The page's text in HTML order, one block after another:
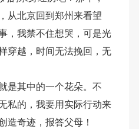
从北京回到郑州来看望
，我禁不住想哭，可是光
穿越，时间无法挽回，无
是其中的一个花朵。不
私的，我要用实际行动来
造奇迹，报答父母！